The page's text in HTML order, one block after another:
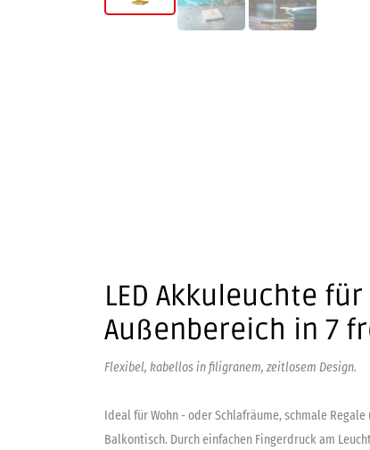
LED Akkuleuchte
Außenbereich in 7
Flexibel, kabellos in filigranem, zeitlosem Design.
Ideal für Wohn - oder Schlafräume, schmale
Balkontisch. Durch einfachen Fingerdruck am